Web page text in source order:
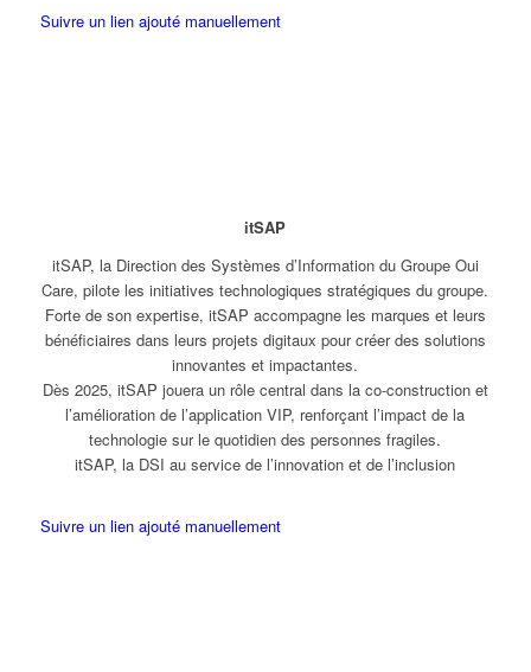
Suivre un lien ajouté manuellement
itSAP
itSAP, la Direction des Systèmes d’Information du Groupe Oui
Care, pilote les initiatives technologiques stratégiques du groupe.
Forte de son expertise, itSAP accompagne les marques et leurs
bénéficiaires dans leurs projets digitaux pour créer des solutions
innovantes et impactantes.
Dès 2025, itSAP jouera un rôle central dans la co-construction et
l’amélioration de l’application VIP, renforçant l’impact de la
technologie sur le quotidien des personnes fragiles.
itSAP, la DSI au service de l’innovation et de l’inclusion
Suivre un lien ajouté manuellement